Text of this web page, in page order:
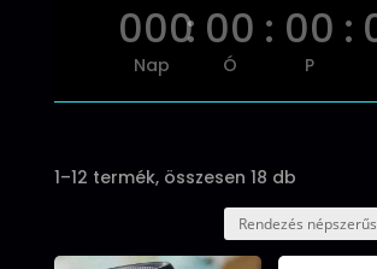
000
Nap
: 00
Ó
: 00
P
:
1–12 termék, összesen 18 dbSorted
by